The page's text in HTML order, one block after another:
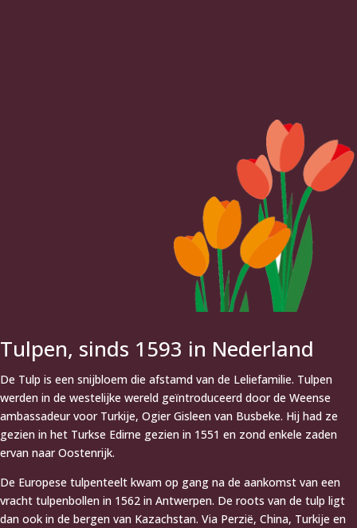
Tulpen, sinds 1593 in Nederland
De Tulp is een snijbloem die afstamd van de Leliefamilie. Tulpen
werden in de westelijke wereld geïntroduceerd door de Weense
ambassadeur voor Turkije, Ogier Gisleen van Busbeke. Hij had ze
gezien in het Turkse Edirne gezien in 1551 en zond enkele zaden
ervan naar Oostenrijk.
De Europese tulpenteelt kwam op gang na de aankomst van een
vracht tulpenbollen in 1562 in Antwerpen. De roots van de tulp ligt
dan ook in de bergen van Kazachstan. Via Perzië, China, Turkije en